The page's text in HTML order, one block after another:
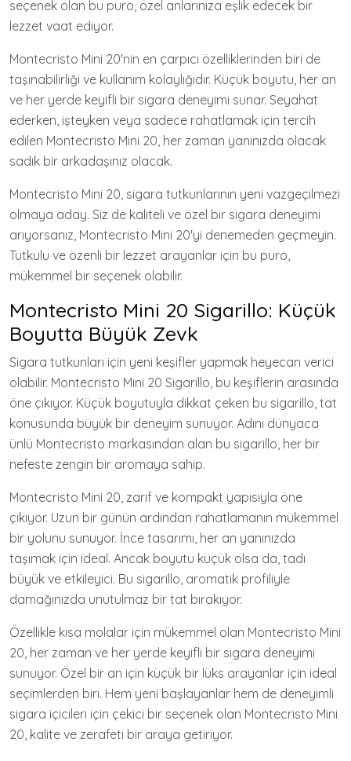
seçenek olan bu puro, özel anlarınıza eşlik edecek bir
lezzet vaat ediyor.
Montecristo Mini 20'nin en çarpıcı özelliklerinden biri de
taşınabilirliği ve kullanım kolaylığıdır. Küçük boyutu, her an
ve her yerde keyifli bir sigara deneyimi sunar. Seyahat
ederken, işteyken veya sadece rahatlamak için tercih
edilen Montecristo Mini 20, her zaman yanınızda olacak
sadık bir arkadaşınız olacak.
Montecristo Mini 20, sigara tutkunlarının yeni vazgeçilmezi
olmaya aday. Siz de kaliteli ve özel bir sigara deneyimi
arıyorsanız, Montecristo Mini 20'yi denemeden geçmeyin.
Tutkulu ve özenli bir lezzet arayanlar için bu puro,
mükemmel bir seçenek olabilir.
Montecristo Mini 20 Sigarillo: Küçük
Boyutta Büyük Zevk
Sigara tutkunları için yeni keşifler yapmak heyecan verici
olabilir. Montecristo Mini 20 Sigarillo, bu keşiflerin arasında
öne çıkıyor. Küçük boyutuyla dikkat çeken bu sigarillo, tat
konusunda büyük bir deneyim sunuyor. Adını dünyaca
ünlü Montecristo markasından alan bu sigarillo, her bir
nefeste zengin bir aromaya sahip.
Montecristo Mini 20, zarif ve kompakt yapısıyla öne
çıkıyor. Uzun bir günün ardından rahatlamanın mükemmel
bir yolunu sunuyor. İnce tasarımı, her an yanınızda
taşımak için ideal. Ancak boyutu küçük olsa da, tadı
büyük ve etkileyici. Bu sigarillo, aromatik profiliyle
damağınızda unutulmaz bir tat bırakıyor.
Özellikle kısa molalar için mükemmel olan Montecristo Mini
20, her zaman ve her yerde keyifli bir sigara deneyimi
sunuyor. Özel bir an için küçük bir lüks arayanlar için ideal
seçimlerden biri. Hem yeni başlayanlar hem de deneyimli
sigara içicileri için çekici bir seçenek olan Montecristo Mini
20, kalite ve zerafeti bir araya getiriyor.